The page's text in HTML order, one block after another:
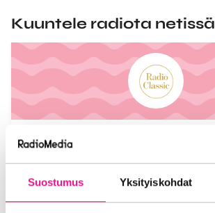
Suostumus Yksityiskohdat
Kuuntele radiota netissä
Radio Classic
Kuuntele mistä vain nettiradiota
KUUNTELE